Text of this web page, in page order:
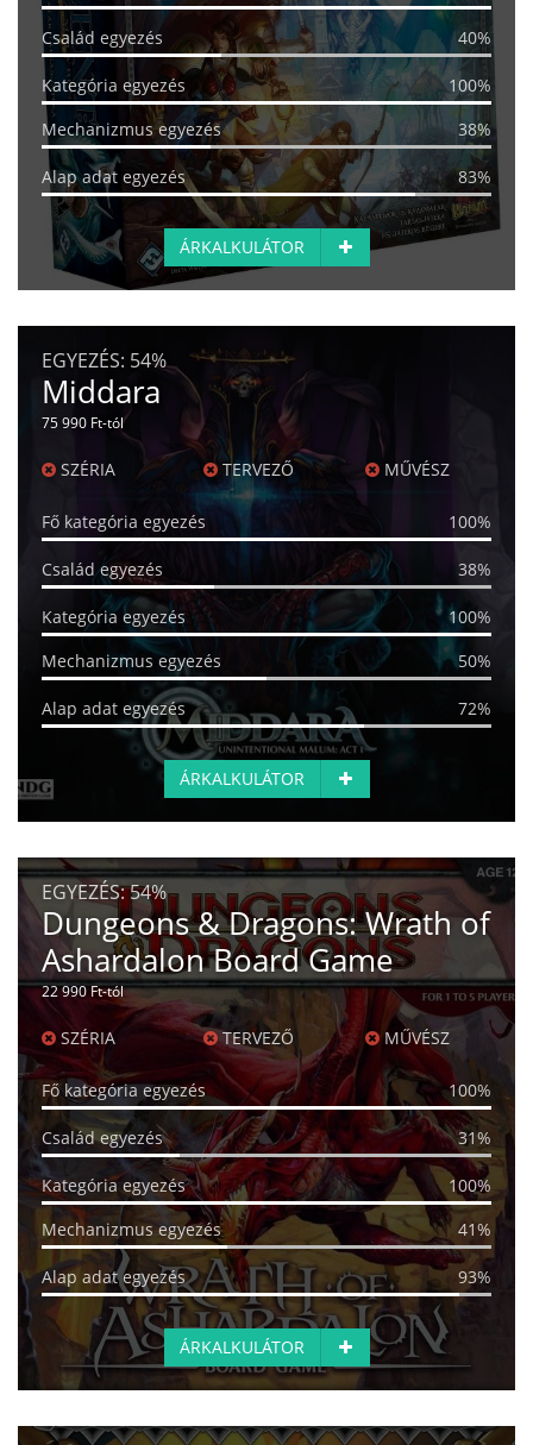
Család egyezés 40%
Kategória egyezés
100%
Mechanizmus egyezés
38%
Alap adat egyezés 83%
ÁRKALKULÁTOR
EGYEZÉS: 54%
Middara
75 990 Ft-tól
SZÉRIA TERVEZŐ MŰVÉSZ
Fő kategória egyezés 100%
Család egyezés 38%
Kategória egyezés
100%
Mechanizmus egyezés
50%
Alap adat egyezés 72%
ÁRKALKULÁTOR
EGYEZÉS:54%
Dungeons & Dragons: Wrath of
Ashardalon Board Game
22 990 Ft-tól
SZÉRIA TERVEZŐ MŰVÉSZ
Fő kategória egyezés 100%
Család egyezés 31%
Kategória egyezés
100%
Mechanizmus egyezés
41%
Alap adat egyezés 93%
ÁRKALKULÁTOR